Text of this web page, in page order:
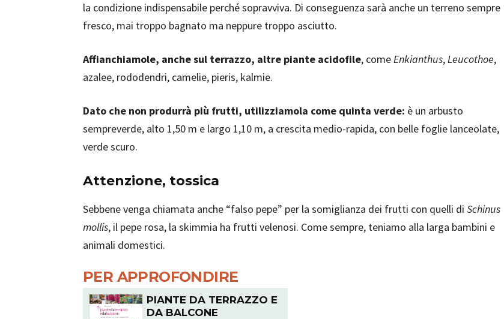
la condizione indispensabile perché sopravviva. Di conseguenza sarà anche un terreno sempre
fresco, mai troppo bagnato ma neppure troppo asciutto.
Affianchiamole, anche sul terrazzo, altre piante acidofile, comeEnkianthus,Leucothoe,
azalee, rododendri, camelie, pieris, kalmie.
Dato che non produrrà più frutti, utilizziamola come quinta verde: è un arbusto
sempreverde, alto 1,50 m e largo 1,10 m, a crescita medio-rapida, con belle foglie lanceolate,
verde scuro.
Attenzione, tossica
Sebbene venga chiamata anche “falso pepe” per la somiglianza dei frutti con quelli di Schinus
mollis, il pepe rosa, la skimmia ha frutti velenosi. Come sempre, teniamo alla larga bambini e
animali domestici.
PER APPROFONDIRE
PIANTE DA TERRAZZO E
DA BALCONE